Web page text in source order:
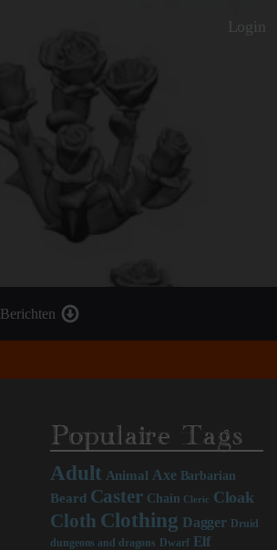
Login
Berichten
Populaire Tags
Adult Animal Axe Barbarian
Beard Caster Chain Cleric Cloak
Cloth Clothing Dagger Druid
dungeons and dragons
Dwarf Elf